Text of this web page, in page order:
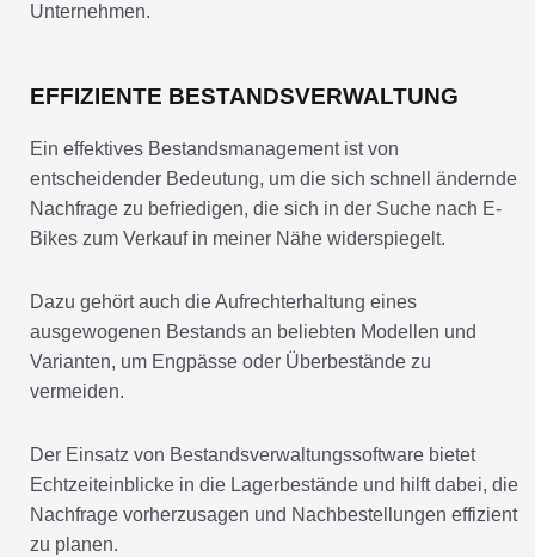
Unternehmen.
EFFIZIENTE BESTANDSVERWALTUNG
Ein effektives Bestandsmanagement ist von
entscheidender Bedeutung, um die sich schnell ändernde
Nachfrage zu befriedigen, die sich in der Suche nach E-
Bikes zum Verkauf in meiner Nähe widerspiegelt.
Dazu gehört auch die Aufrechterhaltung eines
ausgewogenen Bestands an beliebten Modellen und
Varianten, um Engpässe oder Überbestände zu
vermeiden.
Der Einsatz von Bestandsverwaltungssoftware bietet
Echtzeiteinblicke in die Lagerbestände und hilft dabei, die
Nachfrage vorherzusagen und Nachbestellungen effizient
zu planen.